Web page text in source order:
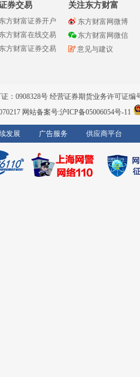
券交易
东方财富证券开户
东方财富在线交易
东方财富证券交易
关注东方财富
东方财富网微博
东方财富网微信
意见与建议
：0908328号 经营证券期货业务许可证编
网站备案号:沪ICP备05006054号-11
发展 广告服务 供应商平台